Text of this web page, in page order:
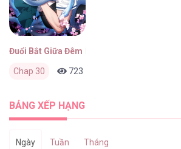
Đuổi Bắt Giữa Đêm Ngọt Ngào
Chap 30 723
BẢNG XẾP HẠNG
Ngày Tuần Tháng